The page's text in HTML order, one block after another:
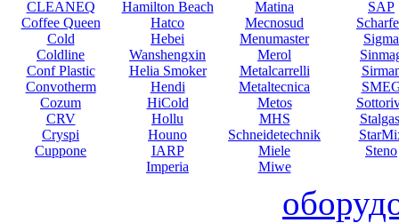
CLEANEQ
Coffee Queen
Cold
Coldline
Conf Plastic
Convotherm
Cozum
CRV
Cryspi
Cuppone
Hamilton Beach
Hatco
Hebei
Wanshengxin
Helia Smoker
Hendi
HiCold
Hollu
Houno
IARP
Imperia
Matina
Mecnosud
Menumaster
Merol
Metalcarrelli
Metaltecnica
Metos
MHS
Schneidetechnik
Miele
Miwe
SAP
Sigma
Steno